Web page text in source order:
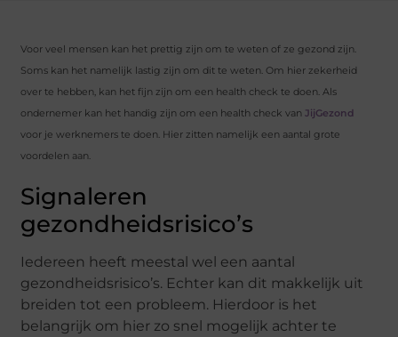
Voor veel mensen kan het prettig zijn om te weten of ze gezond zijn.
Soms kan het namelijk lastig zijn om dit te weten. Om hier zekerheid
over te hebben, kan het fijn zijn om een health check te doen. Als
ondernemer kan het handig zijn om een health check vanJijGezond
voor je werknemers te doen. Hier zitten namelijk een aantal grote
voordelen aan.
Signaleren
gezondheidsrisico’s
Iedereen heeft meestal wel een aantal
gezondheidsrisico’s. Echter kan dit makkelijk uit
breiden tot een probleem. Hierdoor is het
belangrijk om hier zo snel mogelijk achter te